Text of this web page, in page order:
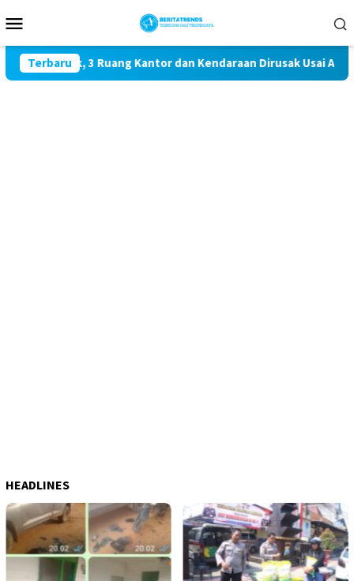
ke
Mobile
Terbaru
Landak, 3 Ruang Kantor dan Kendaraan Dirusak Usai Ada
HEADLINES